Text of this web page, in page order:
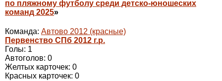
по пляжному футболу среди детско-юношеских
команд 2025»
Команда: Автово 2012 (красные)
Первенство СПб 2012 г.р.
Голы: 1
Автоголов: 0
Желтых карточек: 0
Красных карточек: 0